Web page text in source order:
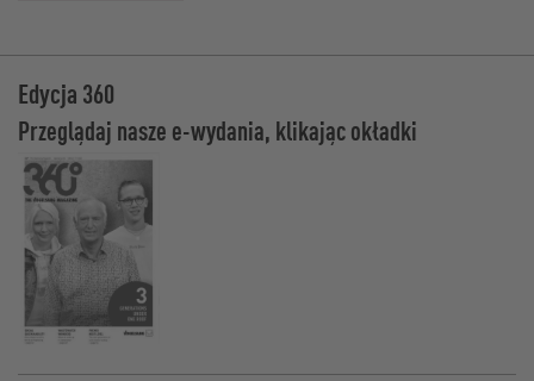
Edycja 360
Przeglądaj nasze e-wydania, klikając okładki